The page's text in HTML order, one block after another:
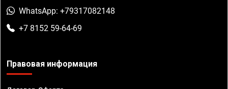
WhatsApp: +79317082148
+7 8152 59-64-69
Правовая информация